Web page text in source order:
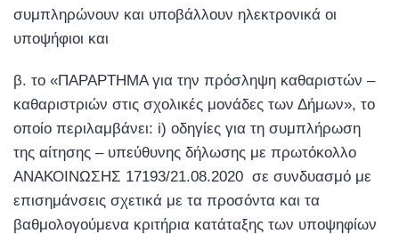
συμπληρώνουν και υποβάλλουν ηλεκτρονικά οι
υποψήφιοι και
β. το «ΠΑΡΑΡΤΗΜΑ για την πρόσληψη καθαριστών –
καθαριστριών στις σχολικές μονάδες των Δήμων», το
οποίο περιλαμβάνει: i) οδηγίες για τη συμπλήρωση
της αίτησης – υπεύθυνης δήλωσης με πρωτόκολλο
ΑΝΑΚΟΙΝΩΣΗΣ 17193/21.08.2020 σε συνδυασμό με
επισημάνσεις σχετικά με τα προσόντα και τα
βαθμολογούμενα κριτήρια κατάταξης των υποψηφίων